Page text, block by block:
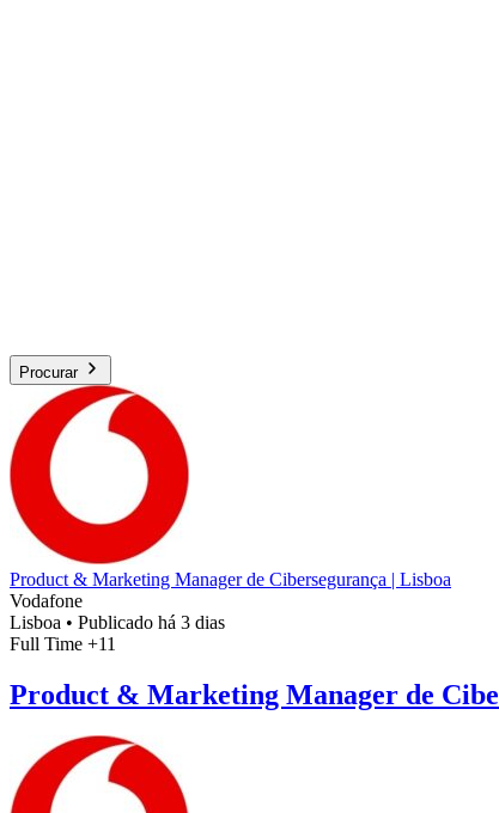
Procurar
Product & Marketing Manager de Cibersegurança | Lisboa
Vodafone
Lisboa • Publicado há 3 dias
Full Time +11
Product & Marketing Manager de